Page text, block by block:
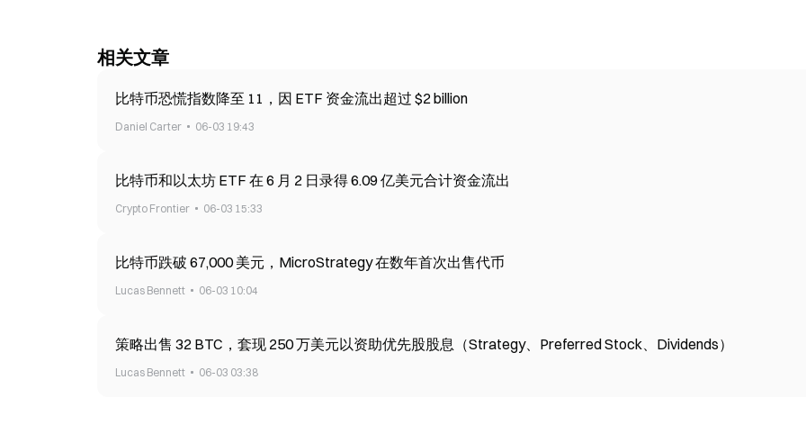
相关文章
比特币恐慌指数降至 11，因 ETF 资金流出超过 $2 billion
Daniel Carter 06-03 19:43
比特币和以太坊 ETF 在 6 月 2 日录得 6.09 亿美元合计资金流出
Crypto Frontier 06-03 15:33
比特币跌破 67,000 美元，MicroStrategy 在数年首次出售代币
Lucas Bennett 06-03 10:04
策略出售 32 BTC，套现 250 万美元以资助优先股股息（Strategy、Preferred Stock、Dividends）
Lucas Bennett 06-03 03:38